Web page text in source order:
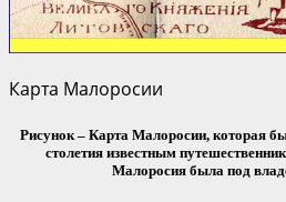
Карта Малоросии
Рисунок – Карта Малоросии, которая
столетия известным
Малоросия была под